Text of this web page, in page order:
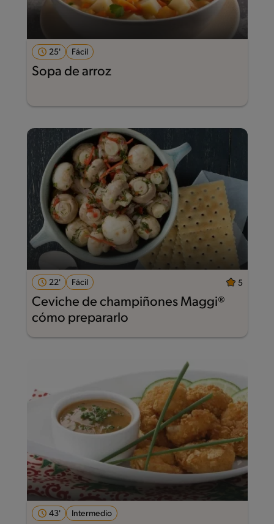
25' Fácil
Sopa de arroz
22' Fácil 5
Ceviche de champiñones Maggi®
cómo prepararlo
43' Intermedio